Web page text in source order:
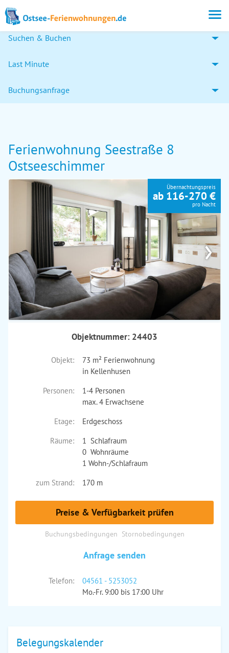
Suchen & Buchen
Last Minute
Buchungsanfrage
Ferienwohnung Seestraße 8
Ostseeschimmer
›
Übernachtungspreis
ab 116-270 €
pro Nacht
Objektnummer: 24403
Objekt:
73 m² Ferienwohnung
in Kellenhusen
Personen:
1-4 Personen
max. 4 Erwachsene
Etage:
Erdgeschoss
Räume:
1 Schlafraum
0 Wohnräume
1 Wohn-/Schlafraum
zum Strand:
170 m
Preise & Verfügbarkeit prüfen
Buchungsbedingungen Stornobedingungen
Anfrage senden
Telefon:
04561 - 5253052
Mo.-Fr. 9:00 bis 17:00 Uhr
Belegungskalender